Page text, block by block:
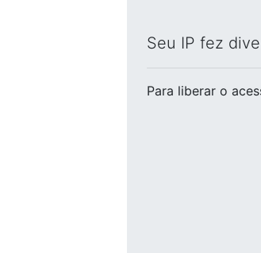
Seu IP fez
Para liberar o